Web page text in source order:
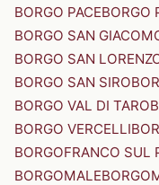
BORGO PACEBORGO
BORGO SAN
BORGO SAN
BORGO SAN SIRO
BORGO VAL DI TARO
BORGO VERCELLI
BORGOFRANCO SUL
BORGOMALE